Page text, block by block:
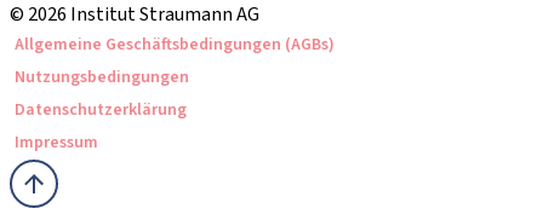
© 2026 Institut Straumann AG
Allgemeine Geschäftsbedingungen (AGBs)
Nutzungsbedingungen
Datenschutzerklärung
Impressum